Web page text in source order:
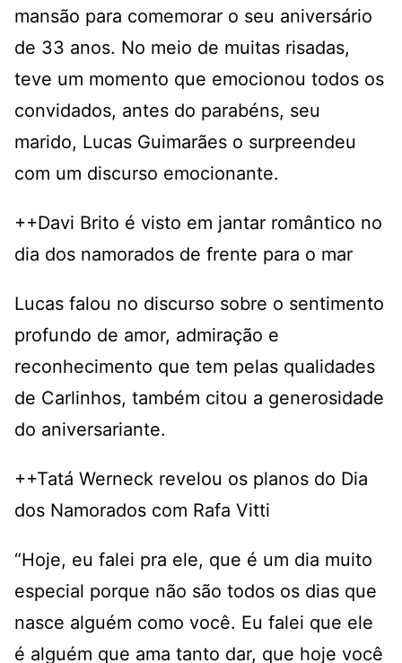
mansão para comemorar o seu aniversário
de 33 anos. No meio de muitas risadas,
teve um momento que emocionou todos os
convidados, antes do parabéns, seu
marido, Lucas Guimarães o surpreendeu
com um discurso emocionante.
++Davi Brito é visto em jantar romântico no
dia dos namorados de frente para o mar
Lucas falou no discurso sobre o sentimento
profundo de amor, admiração e
reconhecimento que tem pelas qualidades
de Carlinhos, também citou a generosidade
do aniversariante.
++Tatá Werneck revelou os planos do Dia
dos Namorados com Rafa Vitti
“Hoje, eu falei pra ele, que é um dia muito
especial porque não são todos os dias que
nasce alguém como você. Eu falei que ele
é alguém que ama tanto dar, que hoje você